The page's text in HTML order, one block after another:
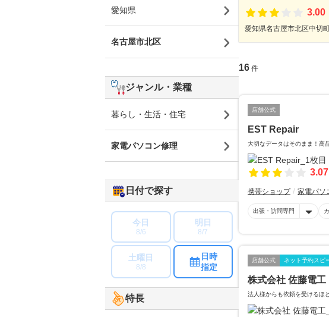
3.00
愛知県名古屋市北区中切
16 件
店舗公式
EST Repair
大切なデータはそのまま！高
3.07
携帯ショップ 家電パソ
出張・訪問専門
店舗公式 ネット予約スピ
株式会社 佐藤電工
法人様からも依頼を受けるほ
愛知県
名古屋市北区
ジャンル・業種
暮らし・生活・住宅
家電パソコン修理
日付で探す
今日
8/6
明日
8/7
土曜日
8/8
日時
指定
特長